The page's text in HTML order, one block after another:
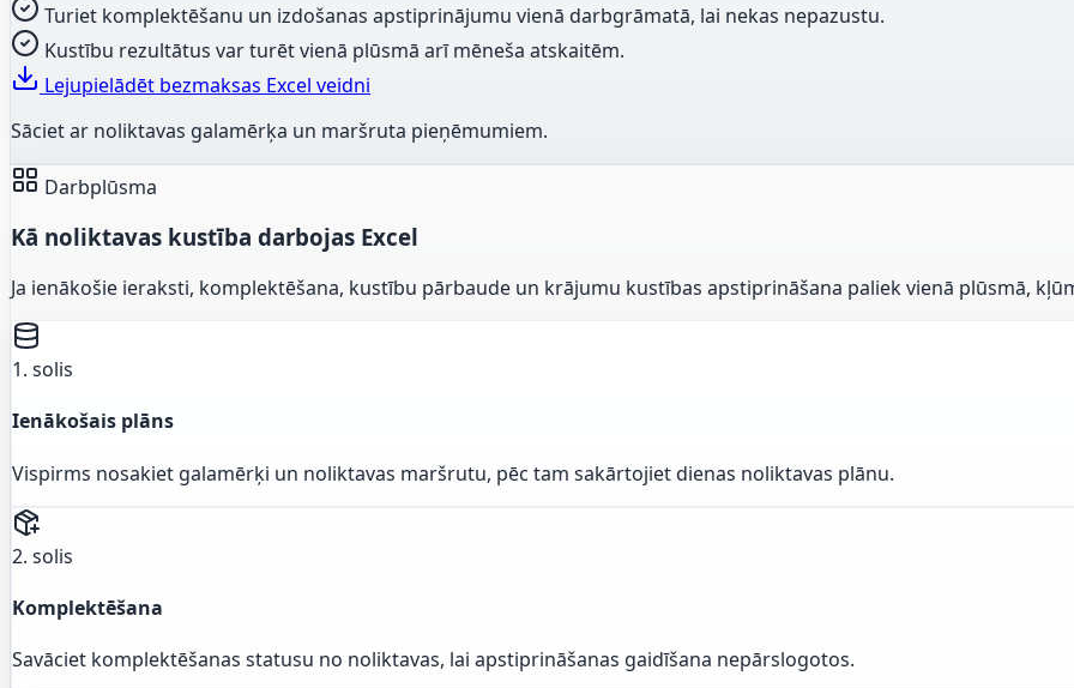
Turiet komplektēšanu un izdošanas apstiprinājumu vienā darbgrāmatā, lai nekas nepazustu.
Kustību rezultātus var turēt vienā plūsmā arī mēneša atskaitēm.
Lejupielādēt bezmaksas Excel veidni
Sāciet ar noliktavas galamērķa un maršruta pieņēmumiem.
Darbplūsma
Kā noliktavas kustība darbojas Excel
Ja ienākošie ieraksti, komplektēšana, kustību pārbaude un krājumu kustības apstiprināšana paliek vienā plūsmā,
1. solis
Ienākošais plāns
Vispirms nosakiet galamērķi un noliktavas maršrutu, pēc tam sakārtojiet dienas noliktavas plānu.
2. solis
Komplektēšana
Savāciet komplektēšanas statusu no noliktavas, lai apstiprināšanas gaidīšana nepārslogotos.